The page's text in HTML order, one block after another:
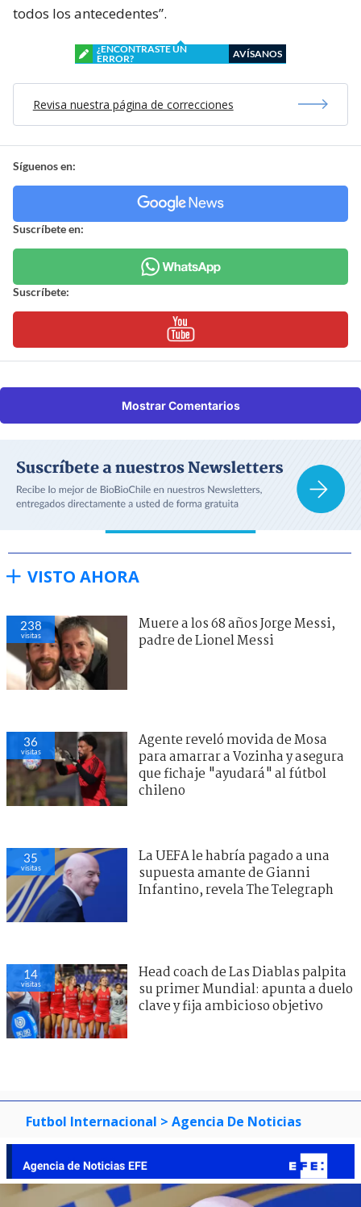
todos los antecedentes”.
¿ENCONTRASTE UN
ERROR?
AVÍSANOS
Revisa nuestra página de correcciones
Síguenos en:
Suscríbete en:
Suscríbete:
Mostrar Comentarios
VISTO AHORA
238
visitas
Muere a los 68 años Jorge Messi,
padre de Lionel Messi
36
visitas
Agente reveló movida de Mosa
para amarrar a Vozinha y asegura
que fichaje "ayudará" al fútbol
chileno
35
visitas
La UEFA le habría pagado a una
supuesta amante de Gianni
Infantino, revela The Telegraph
14
visitas
Head coach de Las Diablas palpita
su primer Mundial: apunta a duelo
clave y fija ambicioso objetivo
Futbol Internacional > Agencia De Noticias